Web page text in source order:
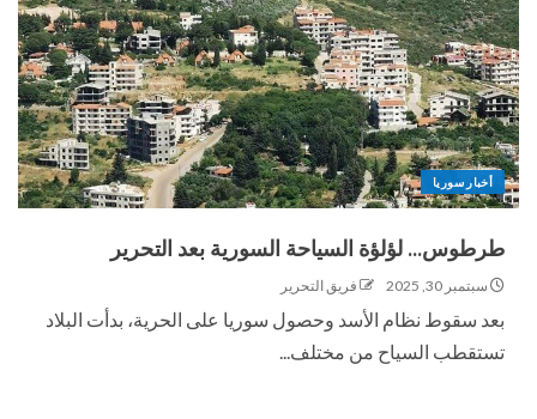
أخبار سوريا
طرطوس… لؤلؤة السياحة السورية بعد التحرير
سبتمبر 30, 2025 فريق التحرير
بعد سقوط نظام الأسد وحصول سوريا على الحرية، بدأت البلاد
تستقطب السياح من مختلف...